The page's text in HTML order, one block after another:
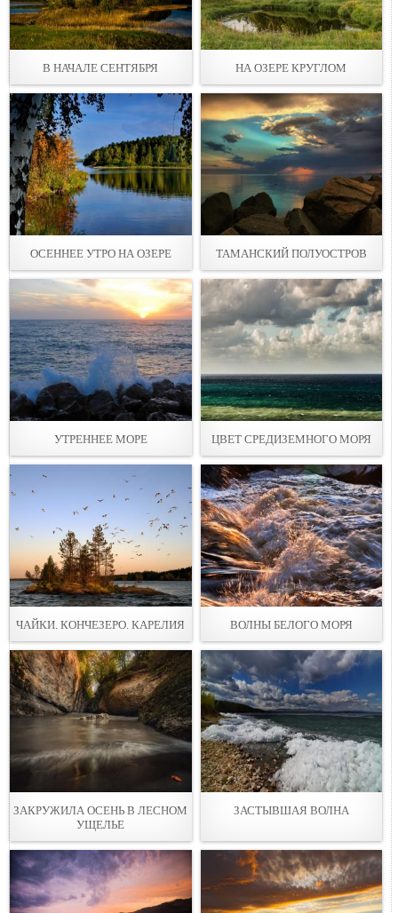
В НАЧАЛЕ СЕНТЯБРЯ НА ОЗЕРЕ КРУГЛОМ
ОСЕННЕЕ УТРО НА ОЗЕРЕ ТАМАНСКИЙ ПОЛУОСТРОВ
УТРЕННЕЕ МОРЕ ЦВЕТ СРЕДИЗЕМНОГО МОРЯ
ЧАЙКИ. КОНЧЕЗЕРО. КАРЕЛИЯ ВОЛНЫ БЕЛОГО МОРЯ
ЗАКРУЖИЛА ОСЕНЬ В ЛЕСНОМ
УЩЕЛЬЕ
ЗАСТЫВШАЯ ВОЛНА